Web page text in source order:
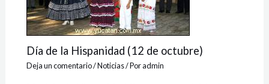
Día de la Hispanidad (12 de octubre)
Deja un comentario/Noticias/ Poradmin